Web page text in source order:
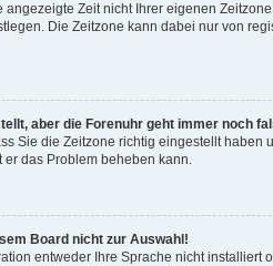
Zeit nicht Ihrer eigenen
Die Zeitzone kann dabei nur von
aber die Forenuhr geht immer noch
Sie die Zeitzone richtig eingestellt
er das Problem beheben kann.
Board nicht zur Auswahl!
entweder Ihre Sprache nicht